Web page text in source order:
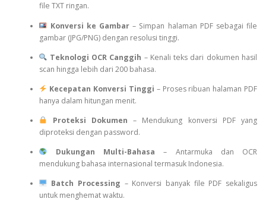
file TXT ringan.
Konversi ke Gambar – Simpan halaman PDF sebagai file
gambar (JPG/PNG) dengan resolusi tinggi.
Teknologi OCR Canggih – Kenali teks dari dokumen hasil
scan hingga lebih dari 200 bahasa.
Kecepatan Konversi Tinggi – Proses ribuan halaman PDF
hanya dalam hitungan menit.
Proteksi Dokumen – Mendukung konversi PDF yang
diproteksi dengan password.
Dukungan Multi-Bahasa – Antarmuka dan OCR
mendukung bahasa internasional termasuk Indonesia.
Batch Processing – Konversi banyak file PDF sekaligus
untuk menghemat waktu.